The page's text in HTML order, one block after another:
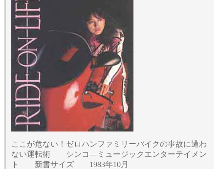
ここが危ない！ゼロハンファミリーバイクの事故に遭わ
ない運転術 シンコ―ミュージックエンターテイメン
ト 新書サイズ 1983年10月